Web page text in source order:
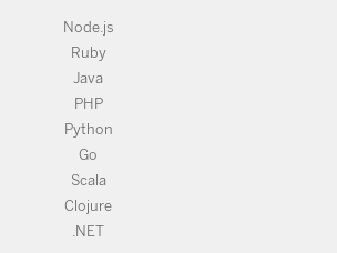
Node.js
Ruby
Java
PHP
Python
Go
Scala
Clojure
.NET